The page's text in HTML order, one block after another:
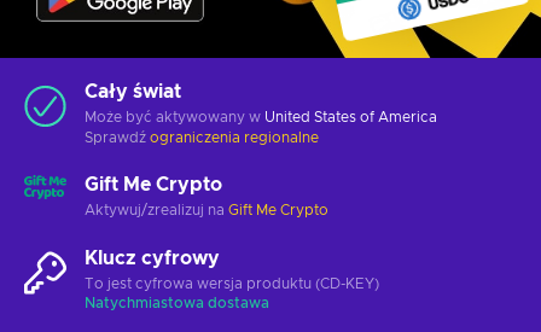
Cały świat
Może być aktywowany w United States of America
Sprawdź ograniczenia regionalne
Gift Me Crypto
Aktywuj/zrealizuj na Gift Me Crypto
Klucz cyfrowy
To jest cyfrowa wersja produktu (CD-KEY)
Natychmiastowa dostawa